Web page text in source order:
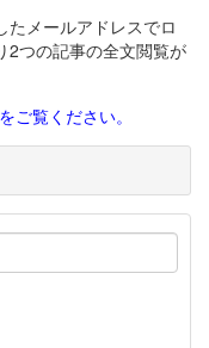
たメールアドレスでロ
2つの記事の全文閲覧が
ご覧ください。